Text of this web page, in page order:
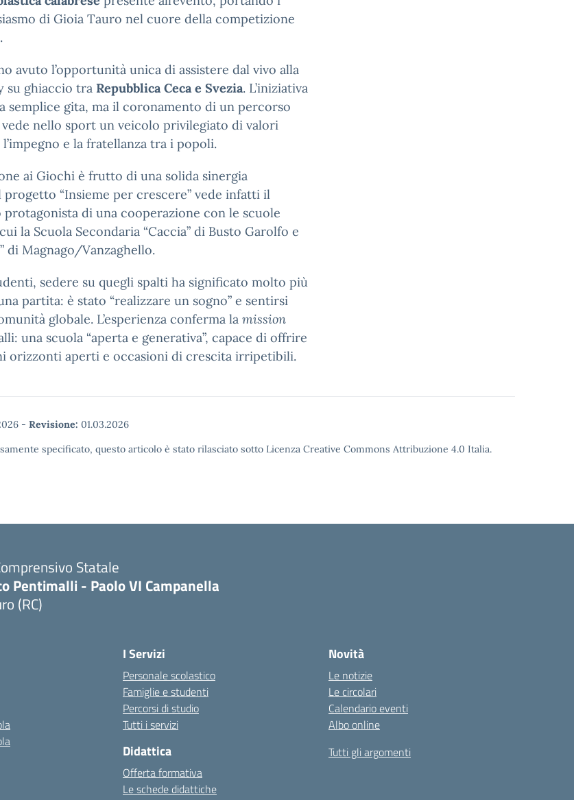
di Gioia Tauro nel cuore della competizione
avuto l’opportunità unica di assistere dal vivo alla
su ghiaccio tra Repubblica Ceca e Svezia. L’iniziativa
semplice gita, ma il coronamento di un percorso
nello sport un veicolo privilegiato di valori
e la fratellanza tra i popoli.
ai Giochi è frutto di una solida sinergia
“Insieme per crescere” vede infatti il
di una cooperazione con le scuole
la Scuola Secondaria “Caccia” di Busto Garolfo e
di Magnago/Vanzaghello.
sedere su quegli spalti ha significato molto più
partita: è stato “realizzare un sogno” e sentirsi
globale. L’esperienza conferma la mission
una scuola “aperta e generativa”, capace di offrire
orizzonti aperti e occasioni di crescita irripetibili.
- Revisione: 01.03.2026
specificato, questo articolo è stato rilasciato sotto Licenza Creative Commons Attribuzione 4.0 Italia.
Statale
Pentimalli - Paolo VI Campanella
(RC)
I Servizi
Personale scolastico
Famiglie e studenti
Percorsi di studio
Tutti i servizi
Didattica
Offerta formativa
Le schede didattiche
Novità
Le notizie
Le circolari
Calendario eventi
Albo online
Tutti gli argomenti